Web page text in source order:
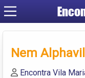
Nem
Encontra Vila